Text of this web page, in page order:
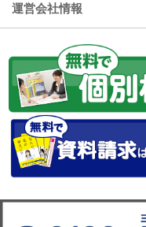
運営会社情報